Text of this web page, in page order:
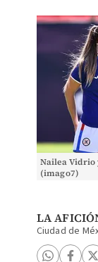
Nailea Vidrio
(imago7)
LA
Ciudad de